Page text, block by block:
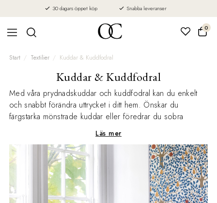
30 dagars öppet köp Snabba leveranser
0
Start Textilier Kuddar & Kuddfodral
Kuddar & Kuddfodral
Med våra prydnadskuddar och kuddfodral kan du enkelt
och snabbt förändra uttrycket i ditt hem. Önskar du
färgstarka mönstrade kuddar eller föredrar du sobra
enfärgade? Vi har kuddar och kuddfodral i olika kvaliteter,
Läs mer